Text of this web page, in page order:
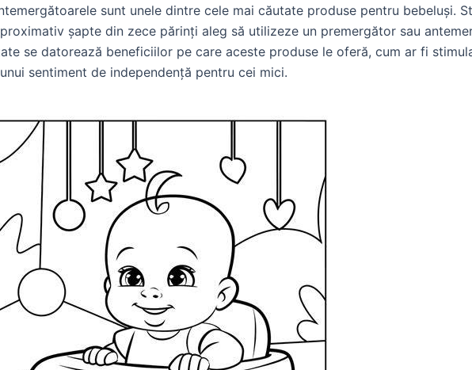
sunt unele dintre cele mai căutate produse pentru bebeluși.
șapte din zece părinți aleg să utilizeze un premergător sau
se datorează beneficiilor pe care aceste produse le oferă, cum ar fi
sentiment de independență pentru cei mici.